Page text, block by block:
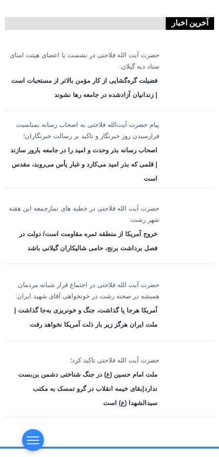
آخرین اخبار
حضرت آیت الله فلاحتی در نشست با اعضای هیئت امنای
ستاد دیه گیلان:
فضیلت گره‌گشایی از کار مؤمن بالاتر از مستحبات است
| زندانیان آزادشده در جامعه رها نشوند
پیام حضرت آیت‌الله فلاحتی به اصحاب رسانه بمناسبت
فرارسیدن روز خبرنگار و تاکید بر رسالت خبرنگاران؛
اصحاب رسانه بذر وحدت و امید را در جامعه بارور سازند
| قلمی که بذر امید می‌کارد و غبار یأس می‌روبد، مقدس
است
حضرت آیت الله فلاحتی در خطبه های نمازجمعه این هفته
شهر رشت:
خروج آمریکا از منطقه ثمره مقاومت است/ دولت در
فصل برداشت برنج، حامی شالیکاران گیلانی باشد
حضرت آیت الله فلاحتی در اجتماع قرار شبانه مردمان
همیشه در صحنه رشت در خونخواهی آقای شهید ایران:
آمریکا هرجا پا گذاشت، جنگ و خونریزی به‌جا گذاشت |
ملت ایران هرگز زیر بار ذلت آمریکا نخواهد رفت
حضرت آیت الله فلاحتی تاکید کرد؛
ملت امام حسین (ع) در جنگ شناختی دشمن بن‌بست
ندارد|بقای خیمه انقلاب در گرو تمسک به مکتب
سیدالشهدا (ع) است